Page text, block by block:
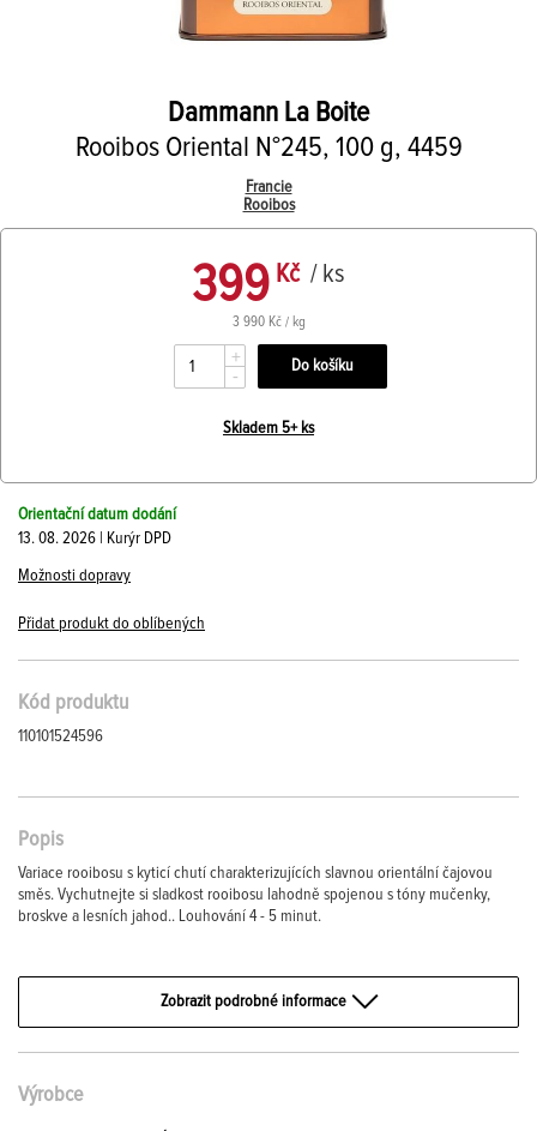
Dammann La Boite
Rooibos Oriental N°245, 100 g, 4459
Francie
Rooibos
399 Kč / ks
3 990 Kč / kg
+
-
Skladem 5+ ks
Orientační datum dodání
13. 08. 2026 | Kurýr DPD
Možnosti dopravy
Přidat produkt do oblíbených
Kód produktu
110101524596
Popis
Variace rooibosu s kyticí chutí charakterizujících slavnou orientální čajovou
směs. Vychutnejte si sladkost rooibosu lahodně spojenou s tóny mučenky,
broskve a lesních jahod.. Louhování 4 - 5 minut.
Zobrazit podrobné informace
Výrobce